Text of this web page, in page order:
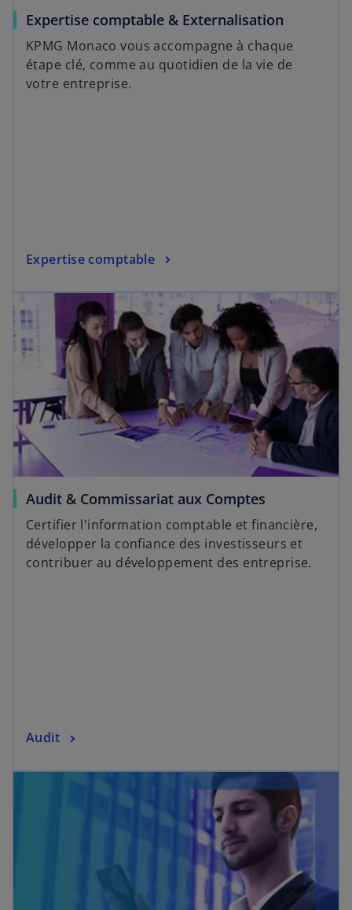
Expertise comptable & Externalisation
KPMG Monaco vous accompagne à chaque
étape clé, comme au quotidien de la vie de
votre entreprise.
Expertise comptable
Audit & Commissariat aux Comptes
Certifier l'information comptable et financière,
développer la confiance des investisseurs et
contribuer au développement des entreprise.
Audit